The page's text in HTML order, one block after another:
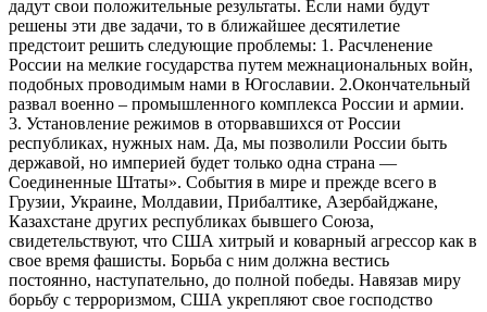
дадут свои положительные результаты. Если нами будут
решены эти две задачи, то в ближайшее десятилетие
предстоит решить следующие проблемы: 1. Расчленение
России на мелкие государства путем межнациональных войн,
подобных проводимым нами в Югославии. 2.Окончательный
развал военно – промышленного комплекса России и армии.
3. Установление режимов в оторвавшихся от России
республиках, нужных нам. Да, мы позволили России быть
державой, но империей будет только одна страна —
Соединенные Штаты». События в мире и прежде всего в
Грузии, Украине, Молдавии, Прибалтике, Азербайджане,
Казахстане других республиках бывшего Союза,
свидетельствуют, что США хитрый и коварный агрессор как в
свое время фашисты. Борьба с ним должна вестись
постоянно, наступательно, до полной победы. Навязав миру
борьбу с терроризмом, США укрепляют свое господство